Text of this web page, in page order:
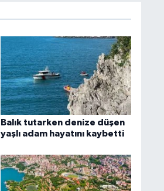
Balık tutarken denize düşen
yaşlı adam hayatını kaybetti